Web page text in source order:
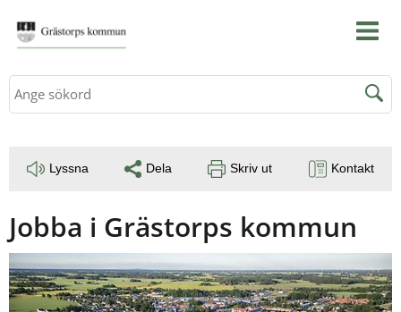
Sök
Lyssna Dela Skriv ut Kontakt
Jobba i Grästorps kommun